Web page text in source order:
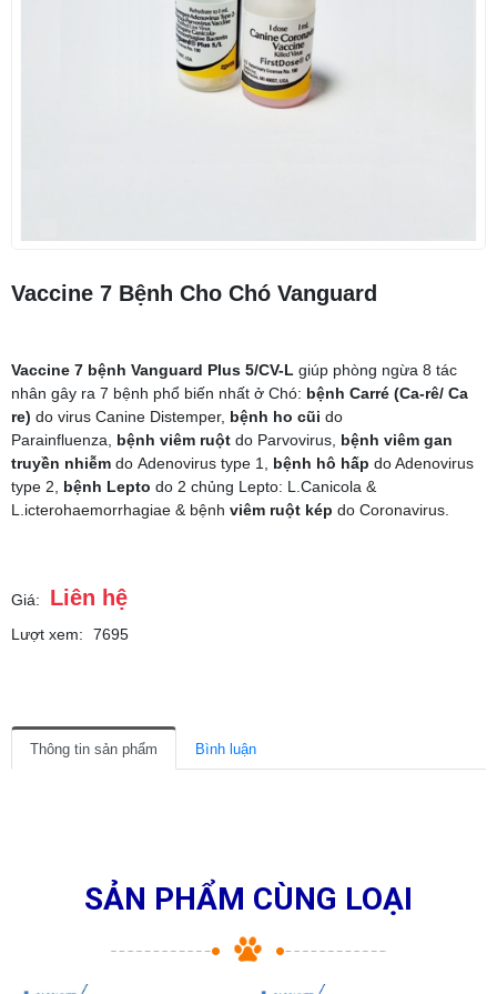
Vaccine 7 Bệnh Cho Chó Vanguard
Vaccine 7 bệnh Vanguard Plus 5/CV-L giúp phòng ngừa 8 tác
nhân gây ra 7 bệnh phổ biến nhất ở Chó: bệnh Carré (Ca-rê/ Ca
re) do virus Canine Distemper, bệnh ho cũi do
Parainfluenza, bệnh viêm ruột do Parvovirus, bệnh viêm gan
truyền nhiễm do Adenovirus type 1, bệnh hô hấp do Adenovirus
type 2, bệnh Lepto do 2 chủng Lepto: L.Canicola &
L.icterohaemorrhagiae & bệnh viêm ruột kép do Coronavirus.
Giá: Liên hệ
Lượt xem: 7695
Thông tin sản phẩm Bình luận
SẢN PHẨM CÙNG LOẠI